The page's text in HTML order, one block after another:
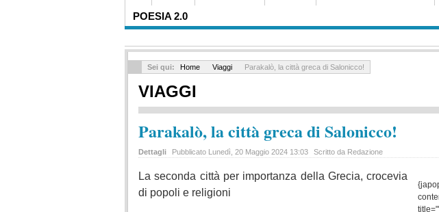
POESIA 2.0
Sei qui: Home Viaggi Parakalò, la città greca di Salonicco!
VIAGGI
Parakalò, la città greca di Salonicco!
Dettagli Pubblicato Lunedì, 20 Maggio 2024 13:03 Scritto da Redazione
La seconda città per importanza della Grecia, crocevia
di popoli e religioni